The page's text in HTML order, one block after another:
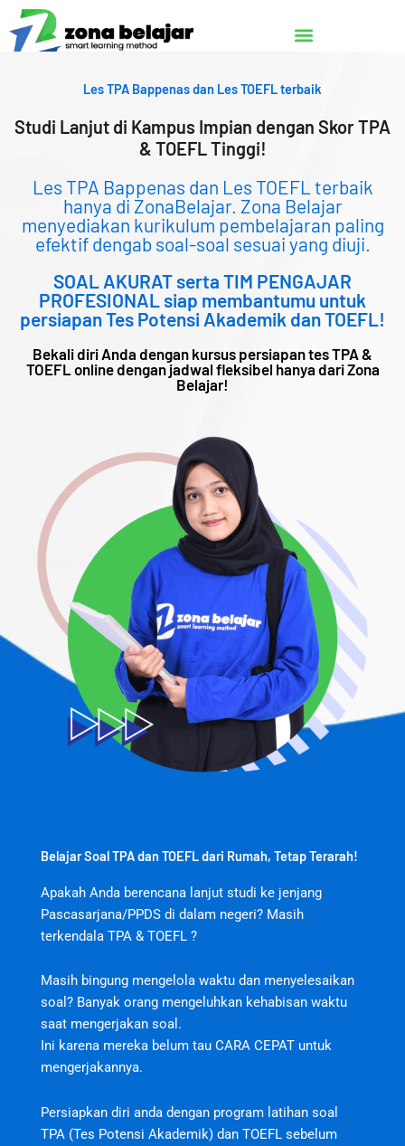
Lewati
ke
konten
Les TPA Bappenas dan Les TOEFL terbaik
Studi Lanjut di Kampus Impian dengan Skor TPA
& TOEFL Tinggi!
Les TPA Bappenas dan Les TOEFL terbaik
hanya di ZonaBelajar. Zona Belajar
menyediakan kurikulum pembelajaran paling
efektif dengab soal-soal sesuai yang diuji.
SOAL AKURAT serta TIM PENGAJAR
PROFESIONAL siap membantumu untuk
persiapan Tes Potensi Akademik dan TOEFL!
Bekali diri Anda dengan kursus persiapan tes TPA &
TOEFL online dengan jadwal fleksibel hanya dari Zona
Belajar!
Belajar Soal TPA dan TOEFL dari Rumah, Tetap Terarah!
Apakah Anda berencana lanjut studi ke jenjang
Pascasarjana/PPDS di dalam negeri? Masih
terkendala TPA & TOEFL ?
Masih bingung mengelola waktu dan menyelesaikan
soal? Banyak orang mengeluhkan kehabisan waktu
saat mengerjakan soal.
Ini karena mereka belum tau CARA CEPAT untuk
mengerjakannya.
Persiapkan diri anda dengan program latihan soal
TPA (Tes Potensi Akademik) dan TOEFL sebelum